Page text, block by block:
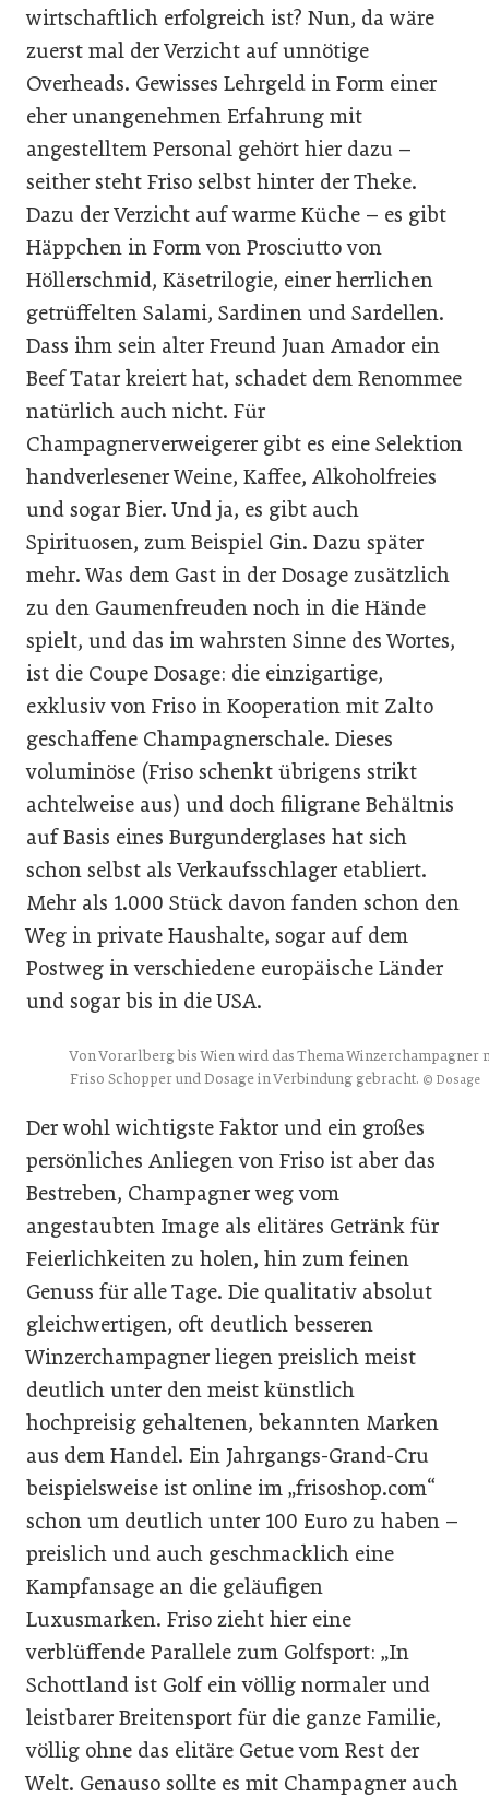
wirtschaftlich erfolgreich ist? Nun, da wäre
zuerst mal der Verzicht auf unnötige
Overheads. Gewisses Lehrgeld in Form einer
eher unangenehmen Erfahrung mit
angestelltem Personal gehört hier dazu –
seither steht Friso selbst hinter der Theke.
Dazu der Verzicht auf warme Küche – es gibt
Häppchen in Form von Prosciutto von
Höllerschmid, Käsetrilogie, einer herrlichen
getrüffelten Salami, Sardinen und Sardellen.
Dass ihm sein alter Freund Juan Amador ein
Beef Tatar kreiert hat, schadet dem Renommee
natürlich auch nicht. Für
Champagnerverweigerer gibt es eine Selektion
handverlesener Weine, Kaffee, Alkoholfreies
und sogar Bier. Und ja, es gibt auch
Spirituosen, zum Beispiel Gin. Dazu später
mehr. Was dem Gast in der Dosage zusätzlich
zu den Gaumenfreuden noch in die Hände
spielt, und das im wahrsten Sinne des Wortes,
ist die Coupe Dosage: die einzigartige,
exklusiv von Friso in Kooperation mit Zalto
geschaffene Champagnerschale. Dieses
voluminöse (Friso schenkt übrigens strikt
achtelweise aus) und doch filigrane Behältnis
auf Basis eines Burgunderglases hat sich
schon selbst als Verkaufsschlager etabliert.
Mehr als 1.000 Stück davon fanden schon den
Weg in private Haushalte, sogar auf dem
Postweg in verschiedene europäische Länder
und sogar bis in die USA.
Von Vorarlberg bis Wien wird das Thema Winzerchampagner
Friso Schopper und Dosage in Verbindung gebracht. © Dosage
Der wohl wichtigste Faktor und ein großes
persönliches Anliegen von Friso ist aber das
Bestreben, Champagner weg vom
angestaubten Image als elitäres Getränk für
Feierlichkeiten zu holen, hin zum feinen
Genuss für alle Tage. Die qualitativ absolut
gleichwertigen, oft deutlich besseren
Winzerchampagner liegen preislich meist
deutlich unter den meist künstlich
hochpreisig gehaltenen, bekannten Marken
aus dem Handel. Ein Jahrgangs-Grand-Cru
beispielsweise ist online im „frisoshop.com“
schon um deutlich unter 100 Euro zu haben –
preislich und auch geschmacklich eine
Kampfansage an die geläufigen
Luxusmarken. Friso zieht hier eine
verblüffende Parallele zum Golfsport: „In
Schottland ist Golf ein völlig normaler und
leistbarer Breitensport für die ganze Familie,
völlig ohne das elitäre Getue vom Rest der
Welt. Genauso sollte es mit Champagner auch